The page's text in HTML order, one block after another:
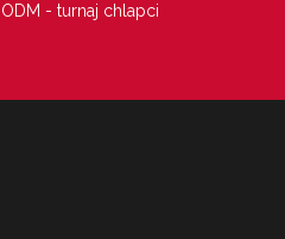
ODM - turnaj chlapci